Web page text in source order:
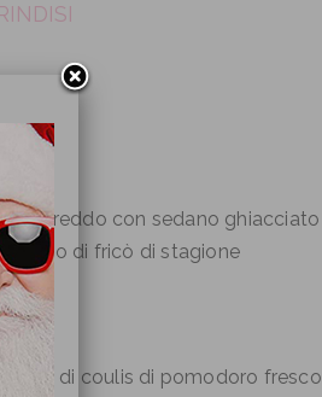
freddo con sedano ghiacciato
letto di fricò di stagione
di coulis di pomodoro fresco